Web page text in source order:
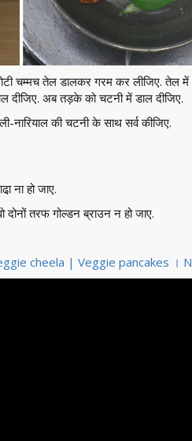
चम्मच तेल डालकर गरम कर लीजिए. तेल
दीजिए. अब तड़के को चटनी में डाल दीजिए.
नारियाल की चटनी के साथ सर्व कीजिए.
ना हो जाए.
तरफ गोल्डन ब्राउन न हो जाए.
cheela | Veggie pancakes ।